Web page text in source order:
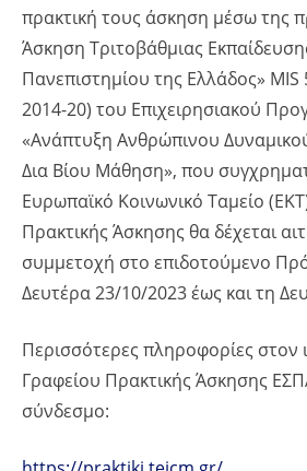
πρακτική τους άσκηση μέσω της
Άσκηση Τριτοβάθμιας
Πανεπιστημίου της Ελλάδος»
2014-20) του Επιχειρησιακού
«Ανάπτυξη Ανθρώπινου
Δια Βίου Μάθηση», που
Ευρωπαϊκό Κοινωνικό Ταμείο
Πρακτικής Άσκησης θα δέχεται
συμμετοχή στο επιδοτούμενο
Δευτέρα 23/10/2023 έως και τη
Περισσότερες πληροφορίες στον
Γραφείου Πρακτικής Άσκησης
σύνδεσμο: